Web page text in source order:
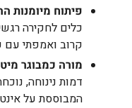
פיתוח מיומנות
כלים לחקירה
קרוב ואמפתי
מורה כמבוגר
דמות נינוחה,
המבוססת על